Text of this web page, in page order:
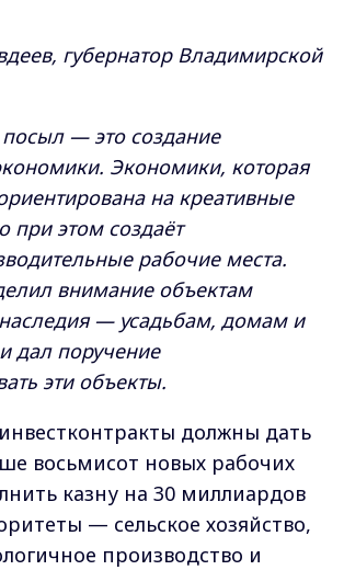
губернатор Владимирской
— это создание
Экономики, которая
на креативные
при этом создаёт
рабочие места.
внимание объектам
наследия — усадьбам, домам и
дал поручение
эти объекты.
должны дать
восьмисот новых рабочих
казну на 30 миллиардов
— сельское хозяйство,
производство и